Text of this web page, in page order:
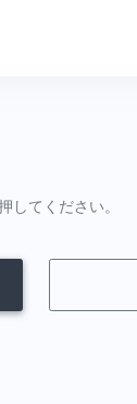
てください。